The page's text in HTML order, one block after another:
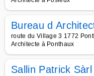
Bureau d
route du Village 3 1772
Architecte à Ponthaux
Sallin Patrick Sàrl